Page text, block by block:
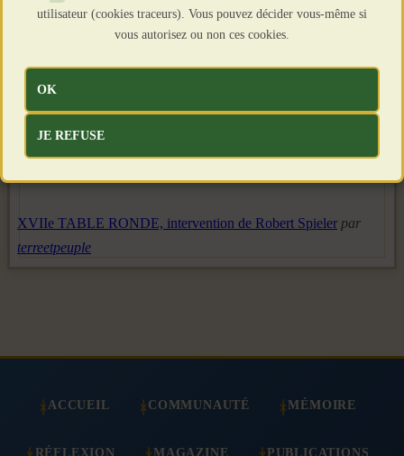
Catégorie :
2012 - XVIIeme Table Ronde de Terre et Peuple
Publié le : 20 Octobre 2013
XVIIe TABLE RONDE, intervention de Robert Spieler par
terreetpeuple
ACCUEIL COMMUNAUTÉ MÉMOIRE
RÉFLEXION MAGAZINE PUBLICATIONS
utilisateur (cookies traceurs). Vous pouvez décider vous-même si
vous autorisez ou non ces cookies.
OK
JE REFUSE